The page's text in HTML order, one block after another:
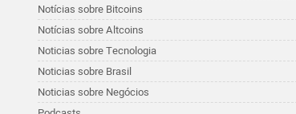
Notícias sobre Bitcoins
Notícias sobre Altcoins
Noticias sobre Tecnologia
Noticias sobre Brasil
Noticias sobre Negócios